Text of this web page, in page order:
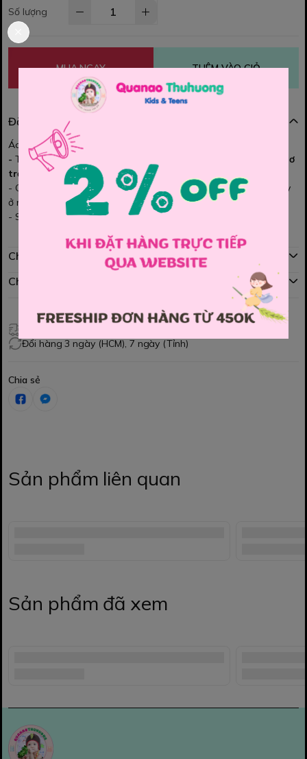
Số lượng
MUA NGAY THÊM VÀO GIỎ
Đặc điểm nổi bật
Áo thun bé gái mom ơii
- Thiết kế đơn giản nhưng siêu xinh với điểm nhấn
nơ hồng và nơ
trắng
cực nữ tính
- Chất thun co giãn mềm mại, mịn da – bé mặc đi chơi, đi học hay
ở nhà đều dễ thương hết nấc!
- Size: 140, 150, 160, 170, 180, 190
Chính sách mua hàng
Chính sách đổi hàng
Đổi hàng 3 ngày (HCM), 7 ngày (Tỉnh)
Chia sẻ
Sản phẩm liên quan
Sản phẩm đã xem